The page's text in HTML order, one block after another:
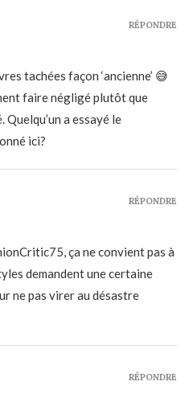
tachées façon ‘ancienne’ 😅
faire négligé plutôt que
a essayé le
ici?
RÉPONDRE
ça ne convient pas à
demandent une certaine
ne pas virer au désastre
RÉPONDRE
RÉPONDRE